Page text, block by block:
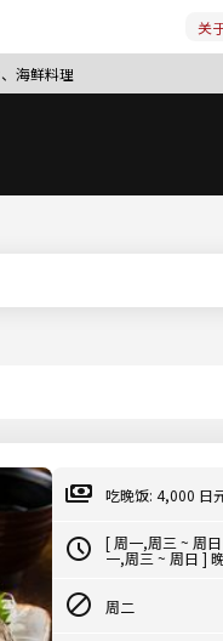
海鲜料理
关
吃晚饭: 4,000 日
[ 周一,周三 ~ 周
一,周三 ~ 周日 ]
周二